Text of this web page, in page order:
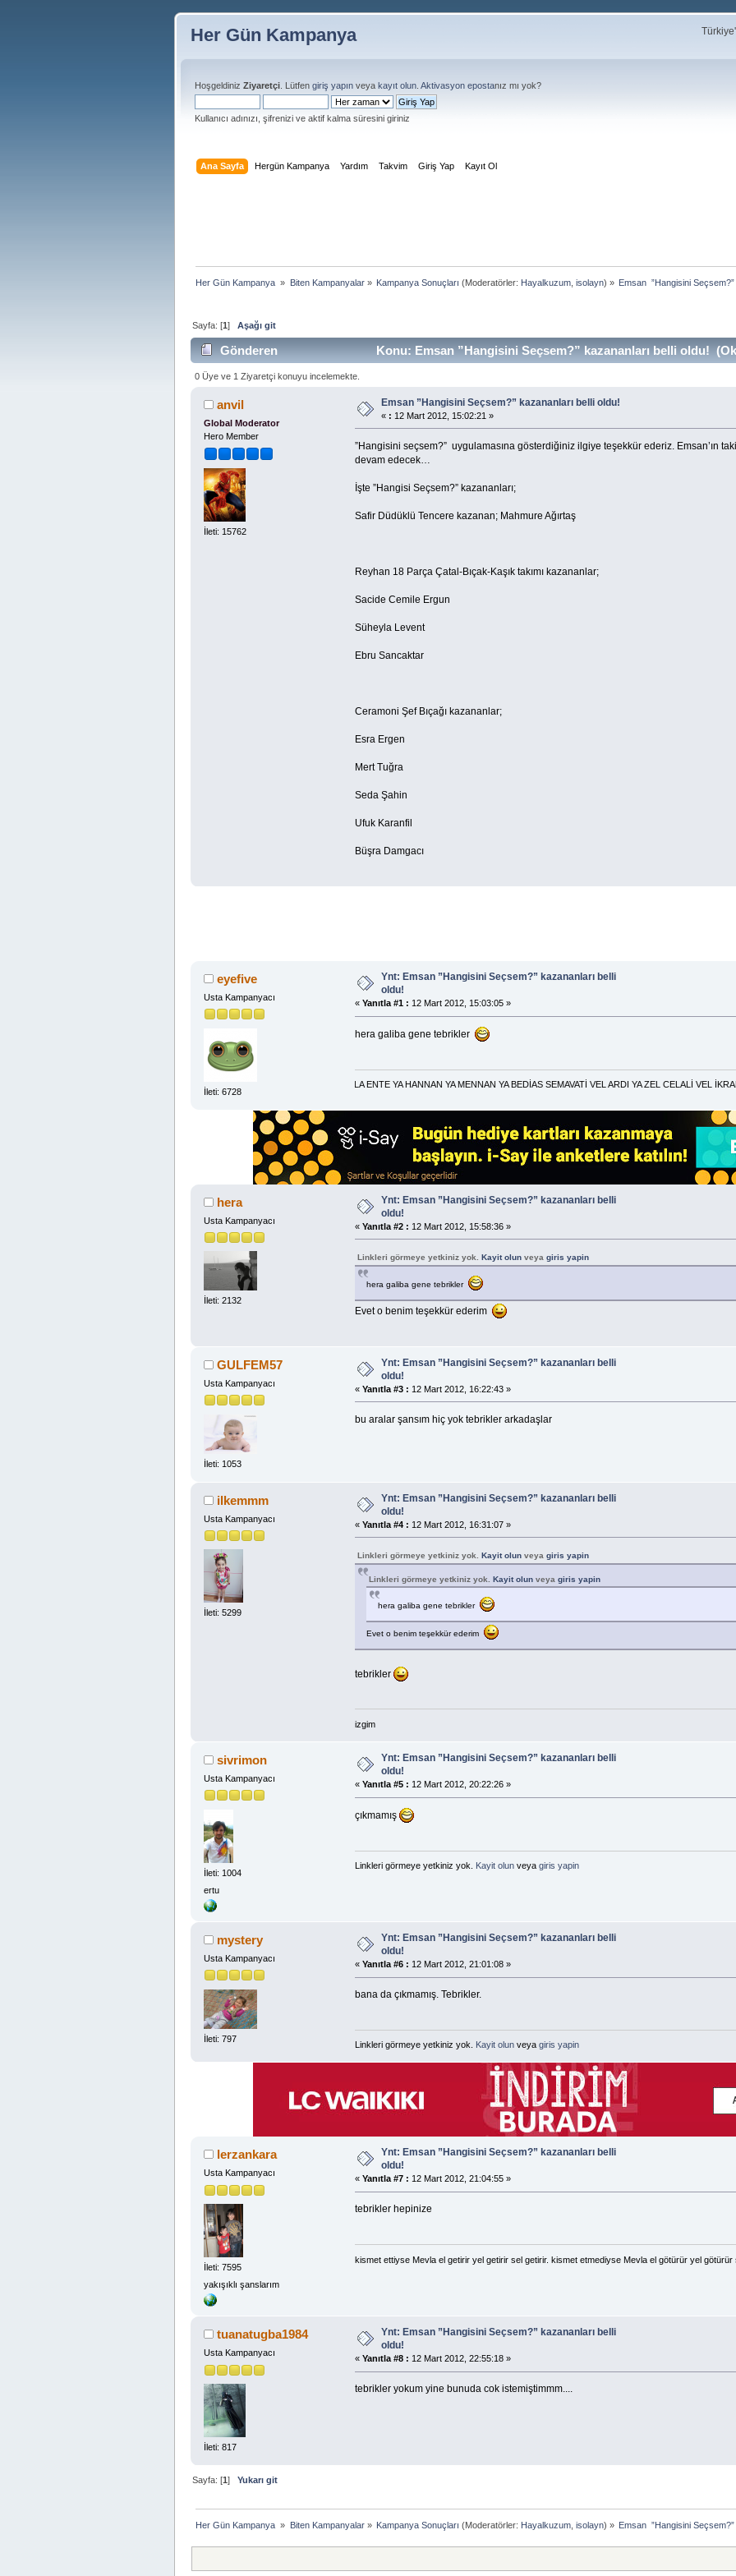
Her Gün Kampanya
Hoşgeldiniz Ziyaretçi . Lütfen giriş yapın veya kayıt olun Aktivasyon epostanız mı yok?
Kullanıcı adınızı, şifrenizi ve aktif kalma süresini giriniz
Ana Sayfa Hergün Kampanya Yardım Takvim Giriş Yap Kayıt Ol
Her Gün Kampanya » Biten Kampanyalar» Kampanya Sonuçları (Moderatörler: Hayalkuzum, isolayn) » Emsan  ”Hangisini
Sayfa: [1]Aşağı git
Gönderen Konu: Emsan ”Hangisini Seçsem?” kazananları belli oldu!
0 Üye ve 1 Ziyaretçi konuyu incelemekte.
anvil
Global Moderator
Hero Member
İleti: 15762
Emsan ”Hangisini Seçsem?” kazananları belli oldu!
« : 12 Mart 2012, 15:02:21 »
”Hangisini seçsem?” uygulamasına gösterdiğiniz ilgiye teşekkür ederiz. Emsan’ın
devam edecek…
İşte ”Hangisi Seçsem?” kazananları;
Safir Düdüklü Tencere kazanan; Mahmure Ağırtaş
Reyhan 18 Parça Çatal-Bıçak-Kaşık takımı kazananlar;
Sacide Cemile Ergun
Süheyla Levent
Ebru Sancaktar
Ceramoni Şef Bıçağı kazananlar;
Esra Ergen
Mert Tuğra
Seda Şahin
Ufuk Karanfil
Büşra Damgacı
eyefive
Usta Kampanyacı
İleti: 6728
Ynt: Emsan ”Hangisini Seçsem?” kazananları belli
oldu!
« Yanıtla #1 : 12 Mart 2012, 15:03:05 »
hera galiba gene tebrikler
DÜNYA-AHİRET MADDİ-MANEVİ BOL RIZIK İÇİN TESPİH:LA İLAHE İLLA ENTE YA HANNAN YA MENNAN YA BEDİAS SEMAVATİ VEL ARDI YA ZEL CELALİ VEL İKRAM
hera
Usta Kampanyacı
İleti: 2132
Ynt: Emsan ”Hangisini Seçsem?” kazananları belli
oldu!
« Yanıtla #2 : 12 Mart 2012, 15:58:36 »
Linkleri görmeye yetkiniz yok. Kayit olunveya giris yapin
hera galiba gene tebrikler
Evet o benim teşekkür ederim
GULFEM57
Usta Kampanyacı
İleti: 1053
Ynt: Emsan ”Hangisini Seçsem?” kazananları belli
oldu!
« Yanıtla #3 : 12 Mart 2012, 16:22:43 »
bu aralar şansım hiç yok tebrikler arkadaşlar
ilkemmm
Usta Kampanyacı
İleti: 5299
Ynt: Emsan ”Hangisini Seçsem?” kazananları belli
oldu!
« Yanıtla #4 : 12 Mart 2012, 16:31:07 »
Linkleri görmeye yetkiniz yok. Kayit olunveya giris yapin
Linkleri görmeye yetkiniz yok. Kayit olunveya giris yapin
hera galiba gene tebrikler
Evet o benim teşekkür ederim
tebrikler
izgim
sivrimon
Usta Kampanyacı
İleti: 1004
ertu
Ynt: Emsan ”Hangisini Seçsem?” kazananları belli
oldu!
« Yanıtla #5 : 12 Mart 2012, 20:22:26 »
çıkmamış
Linkleri görmeye yetkiniz yok. Kayit olunveya giris yapin
mystery
Usta Kampanyacı
İleti: 797
Ynt: Emsan ”Hangisini Seçsem?” kazananları belli
oldu!
« Yanıtla #6 : 12 Mart 2012, 21:01:08 »
bana da çıkmamış. Tebrikler.
Linkleri görmeye yetkiniz yok. Kayit olunveya giris yapin
lerzankara
Usta Kampanyacı
İleti: 7595
yakışıklı şanslarım
Ynt: Emsan ”Hangisini Seçsem?” kazananları belli
oldu!
« Yanıtla #7 : 12 Mart 2012, 21:04:55 »
tebrikler hepinize
kismet ettiyse Mevla el getirir yel getirir sel getirir. kismet etmediyse Mevla el götürür yel götürür
tuanatugba1984
Usta Kampanyacı
İleti: 817
Ynt: Emsan ”Hangisini Seçsem?” kazananları belli
oldu!
« Yanıtla #8 : 12 Mart 2012, 22:55:18 »
tebrikler yokum yine bunuda cok istemiştimmm....
Sayfa: [1]Yukarı git
Her Gün Kampanya » Biten Kampanyalar» Kampanya Sonuçları (Moderatörler: Hayalkuzum, isolayn) » Emsan  ”Hangisini